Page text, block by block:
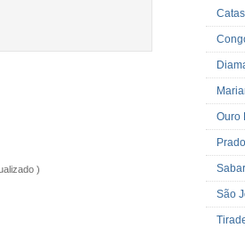
)
Ouro
São